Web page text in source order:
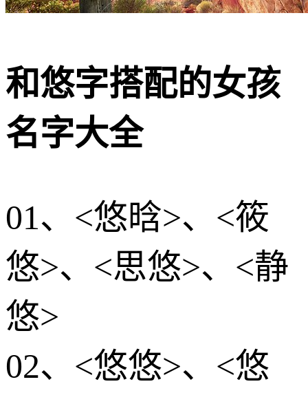
和悠字搭配的女孩
名字大全
01、<悠晗>、<筱
悠>、<思悠>、<静
悠>
02、<悠悠>、<悠